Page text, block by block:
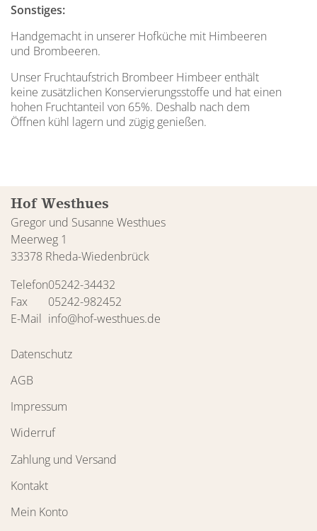
Sonstiges:
Handgemacht in unserer Hofküche mit Himbeeren
und Brombeeren.
Unser Fruchtaufstrich Brombeer Himbeer enthält
keine zusätzlichen Konservierungsstoffe und hat einen
hohen Fruchtanteil von 65%. Deshalb nach dem
Öffnen kühl lagern und zügig genießen.
Hof Westhues
Gregor und Susanne Westhues
Meerweg 1
33378 Rheda-Wiedenbrück
Telefon05242-34432
Fax
05242-982452
E-Mail info@hof-westhues.de
Datenschutz
AGB
Impressum
Widerruf
Zahlung und Versand
Kontakt
Mein Konto